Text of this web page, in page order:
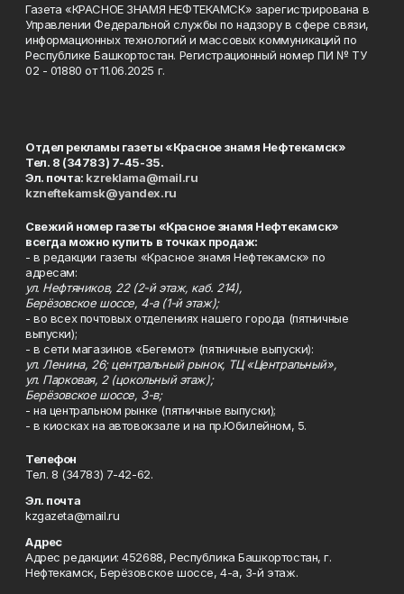
Газета «КРАСНОЕ ЗНАМЯ НЕФТЕКАМСК» зарегистрирована в
Управлении Федеральной службы по надзору в сфере связи,
информационных технологий и массовых коммуникаций по
Республике Башкортостан. Регистрационный номер ПИ № ТУ
02 - 01880 от 11.06.2025 г.
Отдел рекламы газеты «Красное знамя Нефтекамск»
Тел. 8 (34783) 7-45-35.
Эл. почта: kzreklama@mail.ru
kzneftekamsk@yandex.ru
Свежий номер газеты «Красное знамя Нефтекамск»
всегда можно купить в точках продаж:
- в редакции газеты «Красное знамя Нефтекамск» по
адресам:
ул. Нефтяников, 22 (2-й этаж, каб. 214),
Берёзовское шоссе, 4-а (1-й этаж);
- во всех почтовых отделениях нашего города (пятничные
выпуски);
- в сети магазинов «Бегемот» (пятничные выпуски):
ул. Ленина, 26; центральный рынок, ТЦ «Центральный»,
ул. Парковая, 2 (цокольный этаж);
Берёзовское шоссе, 3-в;
- на центральном рынке (пятничные выпуски);
- в киосках на автовокзале и на пр.Юбилейном, 5.
Телефон
Тел. 8 (34783) 7-42-62.
Эл. почта
kzgazeta@mail.ru
Адрес
Адрес редакции: 452688, Республика Башкортостан, г.
Нефтекамск, Берёзовское шоссе, 4-а, 3-й этаж.